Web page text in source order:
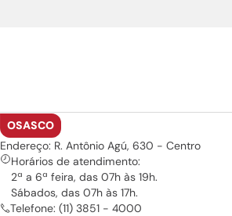
OSASCO
Endereço: R. Antônio Agú, 630 - Centro
Horários de atendimento:
2ª a 6ª feira, das 07h às 19h.
Sábados, das 07h às 17h.
Telefone: (11) 3851 - 4000